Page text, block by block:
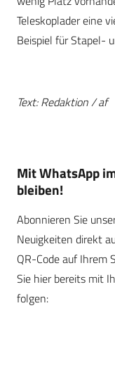
Teleskoplader eine
Beispiel für Stapel-
Text: Redaktion / af
Mit WhatsApp
bleiben!
Abonnieren Sie
Neuigkeiten direkt
QR-Code auf Ihrem
Sie hier bereits mit
folgen: